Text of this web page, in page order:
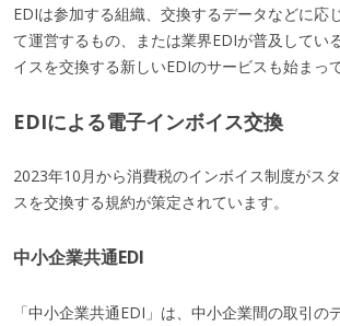
EDIは参加する組織、交換するデータなどに応
て運営するもの、または業界EDIが普及して
イスを交換する新しいEDIのサービスも始まっ
EDIによる電子インボイス交換
2023年10月から消費税のインボイス制度がス
スを交換する規約が策定されています。
中小企業共通EDI
「中小企業共通EDI」は、中小企業間の取引